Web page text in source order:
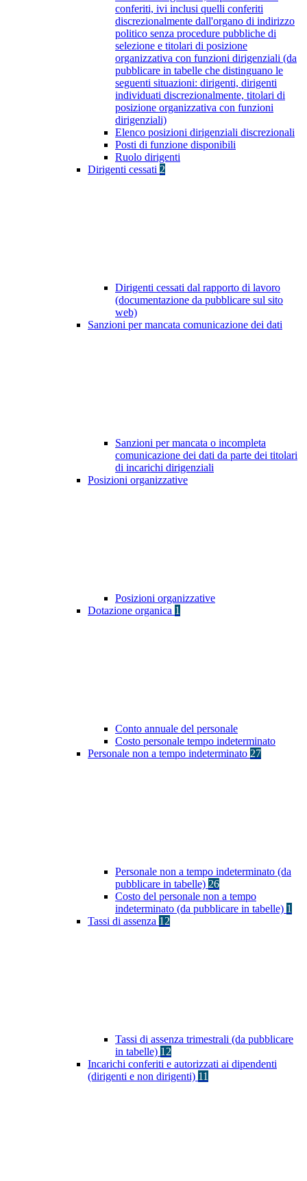
conferiti, ivi inclusi quelli conferiti
discrezionalmente dall'organo di indirizzo
politico senza procedure pubbliche di
selezione e titolari di posizione
organizzativa con funzioni dirigenziali (da
pubblicare in tabelle che distinguano le
seguenti situazioni: dirigenti, dirigenti
individuati discrezionalmente, titolari di
posizione organizzativa con funzioni
dirigenziali)
Elenco posizioni dirigenziali discrezionali
Posti di funzione disponibili
Ruolo dirigenti
Dirigenti cessati 2
Dirigenti cessati dal rapporto di lavoro
(documentazione da pubblicare sul sito
web)
Sanzioni per mancata comunicazione dei dati
Sanzioni per mancata o incompleta
comunicazione dei dati da parte dei titolari
di incarichi dirigenziali
Posizioni organizzative
Posizioni organizzative
Dotazione organica 1
Conto annuale del personale
Costo personale tempo indeterminato
Personale non a tempo indeterminato 27
Personale non a tempo indeterminato (da
pubblicare in tabelle) 26
Costo del personale non a tempo
indeterminato (da pubblicare in tabelle) 1
Tassi di assenza 12
Tassi di assenza trimestrali (da pubblicare
in tabelle) 12
Incarichi conferiti e autorizzati ai dipendenti
(dirigenti e non dirigenti) 11